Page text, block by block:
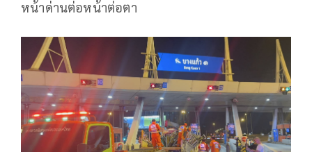
หน้าด่านต่อหน้าต่อตา